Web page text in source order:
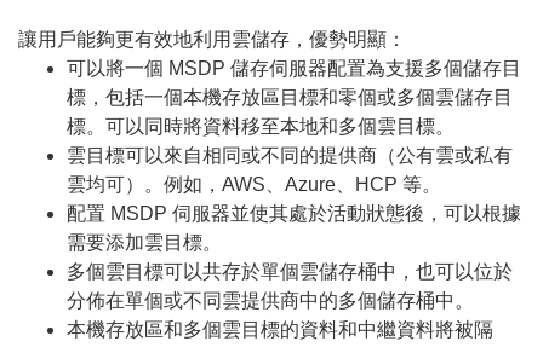
讓用戶能夠更有效地利用雲儲存，優勢明顯：
可以將一個 MSDP 儲存伺服器配置為支援多個儲存目
標，包括一個本機存放區目標和零個或多個雲儲存目
標。可以同時將資料移至本地和多個雲目標。
雲目標可以來自相同或不同的提供商（公有雲或私有
雲均可）。例如，AWS、Azure、HCP 等。
配置 MSDP 伺服器並使其處於活動狀態後，可以根據
需要添加雲目標。
多個雲目標可以共存於單個雲儲存桶中，也可以位於
分佈在單個或不同雲提供商中的多個儲存桶中。
本機存放區和多個雲目標的資料和中繼資料將被隔